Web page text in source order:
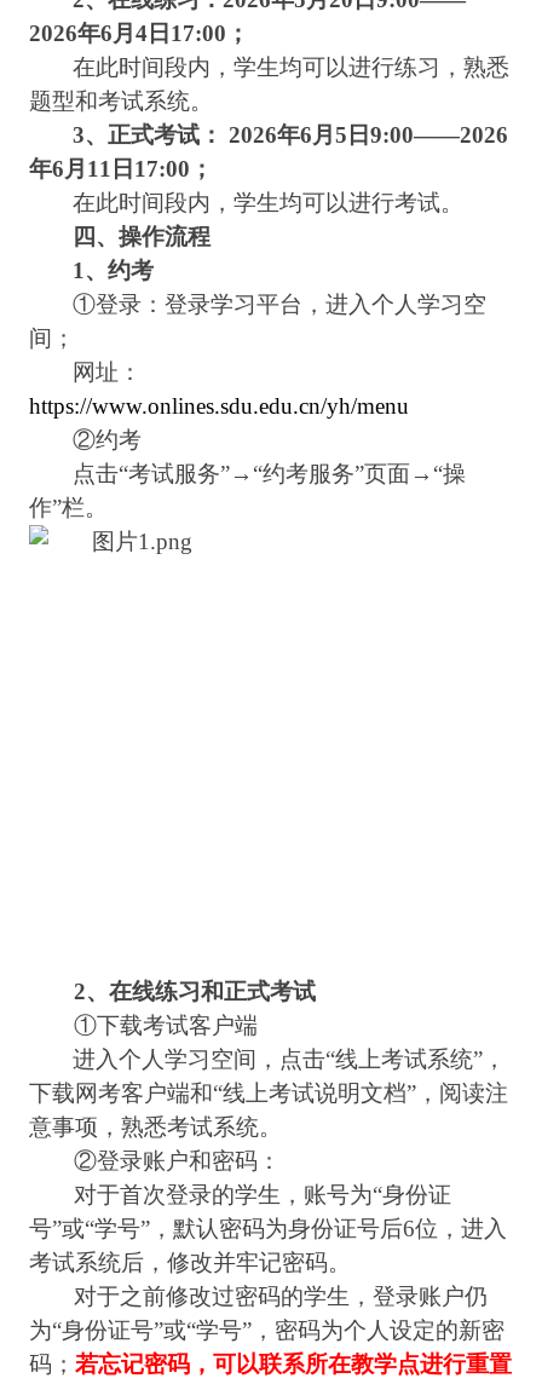
2026年6月 4日 17:00 ；
在此时间段内，学生均可以进行练习，熟悉
题型和考试系统。
3、正式考试： 2026年6月 5 日9:00——2026
年6月 11 日 17:00 ；
在此时间段内，学生均可以进行考试。
四、操作流程
1 、约考
①登录：登录学习平台，进入个人学习空
间；
网址：
https://www.onlines.sdu.edu.cn/yh/menu
②约考
点击“考试服务”→“约考服务”页面→“操
作”栏。
2、在线练习和正式考试
①下载考试客户端
进入个人学习空间，点击“线上考试系统”，
下载网考客户端和“线上考试说明文档”，阅读注
意事项，熟悉考试系统。
②登录账户和密码：
对于首次登录的学生，账号为“身份证
号”或“学号”，默认密码为身份证号后6位，进入
考试系统后，修改并牢记密码。
对于之前修改过密码的学生，登录账户仍
为“身份证号”或“学号”，密码为个人设定的新密
码； 若忘记密码，可以联系所在教学点进行重置